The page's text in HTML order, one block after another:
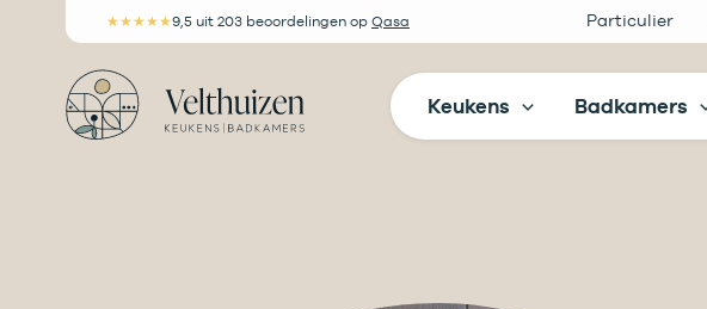
inhoud
★★★★★9,5 uit 203 beoordelingen op Qasa Particulier
Keukens Badkamers